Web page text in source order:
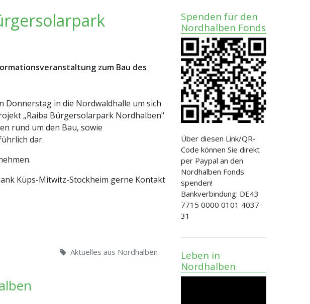
zum Bau des
in die Nordwaldhalle um sich
„Raiba Bürgersolarpark Nordhalben"
rund um den Bau, sowie
dar.
Küps-Mitwitz-Stockheim gerne Kontakt
Aktuelles aus Nordhalben
Spenden für den
Nordhalben Fonds
Über diesen Link/QR-
Code können Sie direkt
per Paypal an den
Nordhalben Fonds
spenden!
Bankverbindung: DE43
7715 0000 0101 4037
31
Leben in
Nordhalben